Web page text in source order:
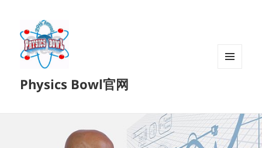
Physics Bowl官网